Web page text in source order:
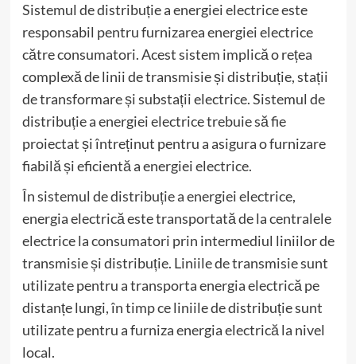
Sistemul de distribuție a energiei electrice este
responsabil pentru furnizarea energiei electrice
către consumatori. Acest sistem implică o rețea
complexă de linii de transmisie și distribuție, stații
de transformare și substații electrice. Sistemul de
distribuție a energiei electrice trebuie să fie
proiectat și întreținut pentru a asigura o furnizare
fiabilă și eficientă a energiei electrice.
În sistemul de distribuție a energiei electrice,
energia electrică este transportată de la centralele
electrice la consumatori prin intermediul liniilor de
transmisie și distribuție. Liniile de transmisie sunt
utilizate pentru a transporta energia electrică pe
distanțe lungi, în timp ce liniile de distribuție sunt
utilizate pentru a furniza energia electrică la nivel
local.